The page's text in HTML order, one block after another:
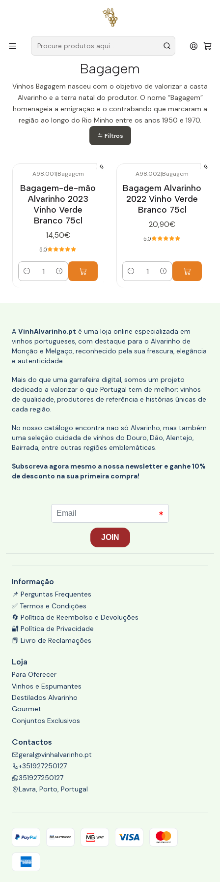
para encomendas a partir de
Produtores Vinho Verde Bagagem
Bagagem
Vinhos Bagagem nasceu com o objetivo de valorizar a casta
Alvarinho e a terra natal do produtor. O nome “Bagagem”
homenageia a emigração e o contrabando que marcaram a
região ao longo do Rio Minho entre os anos 1950 e 1970.
Filtros
A98.001|Bagagem
Bagagem-de-mão
Alvarinho 2023
Vinho Verde
Branco 75cl
14,50€
5.0
Quantidade
A98.002|Bagagem
Bagagem Alvarinho
2022 Vinho Verde
Branco 75cl
20,90€
5.0
Quantidade
A VinhAlvarinho.pt é uma loja online especializada em
vinhos portugueses, com destaque para o Alvarinho de
Monção e Melgaço, reconhecido pela sua frescura, elegância
e autenticidade.
Mais do que uma garrafeira digital, somos um projeto
dedicado a valorizar o que Portugal tem de melhor: vinhos
de qualidade, produtores de referência e histórias únicas de
cada região.
No nosso catálogo encontra não só Alvarinho, mas também
uma seleção cuidada de vinhos do Douro, Dão, Alentejo,
Bairrada, entre outras regiões emblemáticas.
Subscreva agora mesmo a nossa newsletter e ganhe 10%
de desconto na sua primeira compra!
Informação
📌 Perguntas Frequentes
✅ Termos e Condições
🔄 Política de Reembolso e Devoluções
🔐 Política de Privacidade
📕 Livro de Reclamações
Loja
Para Oferecer
Vinhos e Espumantes
Destilados Alvarinho
Gourmet
Conjuntos Exclusivos
Contactos
geral@vinhalvarinho.pt
+351927250127
351927250127
Lavra, Porto, Portugal